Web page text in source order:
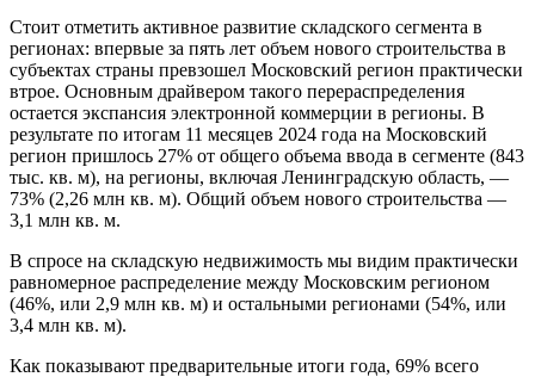
Стоит отметить активное развитие складского сегмента в
регионах: впервые за пять лет объем нового строительства в
субъектах страны превзошел Московский регион практически
втрое. Основным драйвером такого перераспределения
остается экспансия электронной коммерции в регионы. В
результате по итогам 11 месяцев 2024 года на Московский
регион пришлось 27% от общего объема ввода в сегменте (843
тыс. кв. м), на регионы, включая Ленинградскую область, —
73% (2,26 млн кв. м). Общий объем нового строительства —
3,1 млн кв. м.
В спросе на складскую недвижимость мы видим практически
равномерное распределение между Московским регионом
(46%, или 2,9 млн кв. м) и остальными регионами (54%, или
3,4 млн кв. м).
Как показывают предварительные итоги года, 69% всего